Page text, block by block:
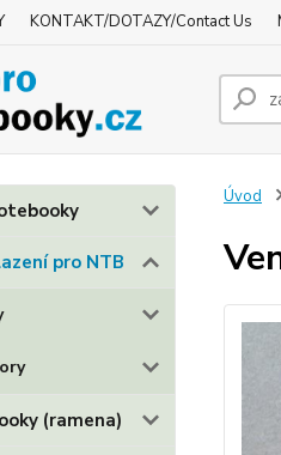
KONTAKT/DOTAZY/Contact Us
pro NTB
(ramena)
Úvod